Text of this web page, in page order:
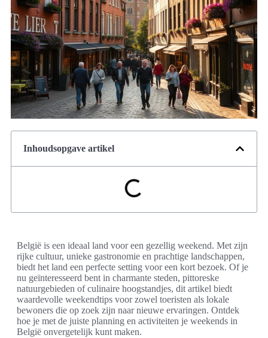
Inhoudsopgave artikel
België is een ideaal land voor een gezellig weekend. Met zijn
rijke cultuur, unieke gastronomie en prachtige landschappen,
biedt het land een perfecte setting voor een kort bezoek. Of je
nu geïnteresseerd bent in charmante steden, pittoreske
natuurgebieden of culinaire hoogstandjes, dit artikel biedt
waardevolle weekendtips voor zowel toeristen als lokale
bewoners die op zoek zijn naar nieuwe ervaringen. Ontdek
hoe je met de juiste planning en activiteiten je weekends in
België onvergetelijk kunt maken.